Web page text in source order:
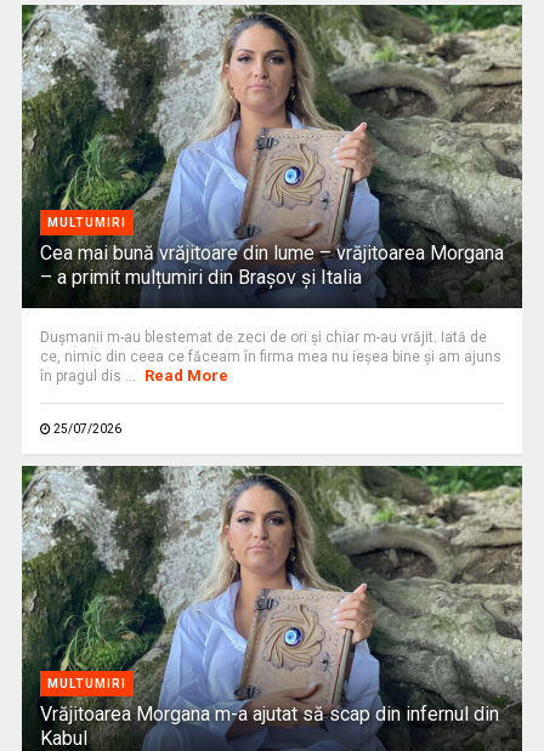
MULTUMIRI
Cea mai bună vrăjitoare din lume – vrăjitoarea Morgana
– a primit mulțumiri din Brașov și Italia
Duşmanii m-au blestemat de zeci de ori şi chiar m-au vrăjit. Iată de
ce, nimic din ceea ce făceam în firma mea nu ieşea bine și am ajuns
în pragul dis ...
Read More
25/07/2026
MULTUMIRI
Vrăjitoarea Morgana m-a ajutat să scap din infernul din
Kabul